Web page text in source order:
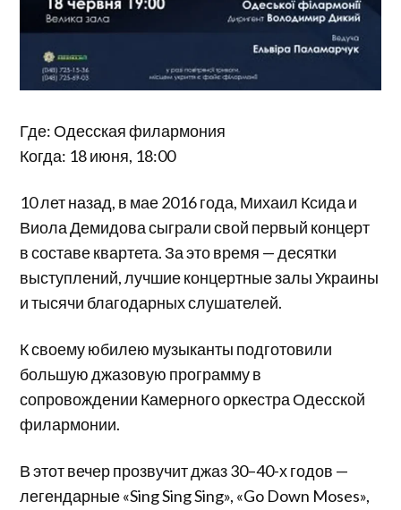
Где: Одесская филармония
Когда: 18 июня, 18:00
10 лет назад, в мае 2016 года, Михаил Ксида и
Виола Демидова сыграли свой первый концерт
в составе квартета. За это время — десятки
выступлений, лучшие концертные залы Украины
и тысячи благодарных слушателей.
К своему юбилею музыканты подготовили
большую джазовую программу в
сопровождении Камерного оркестра Одесской
филармонии.
В этот вечер прозвучит джаз 30–40-х годов —
легендарные «Sing Sing Sing», «Go Down Moses»,